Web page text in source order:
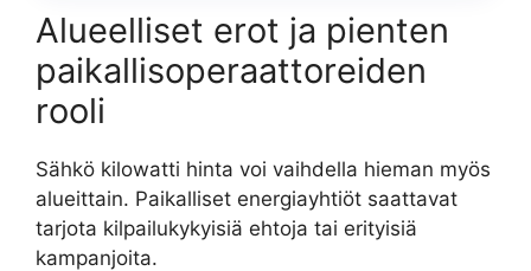
Alueelliset erot ja pienten
paikallisoperaattoreiden
rooli
Sähkö kilowatti hinta voi vaihdella hieman myös
alueittain. Paikalliset energiayhtiöt saattavat
tarjota kilpailukykyisiä ehtoja tai erityisiä
kampanjoita.